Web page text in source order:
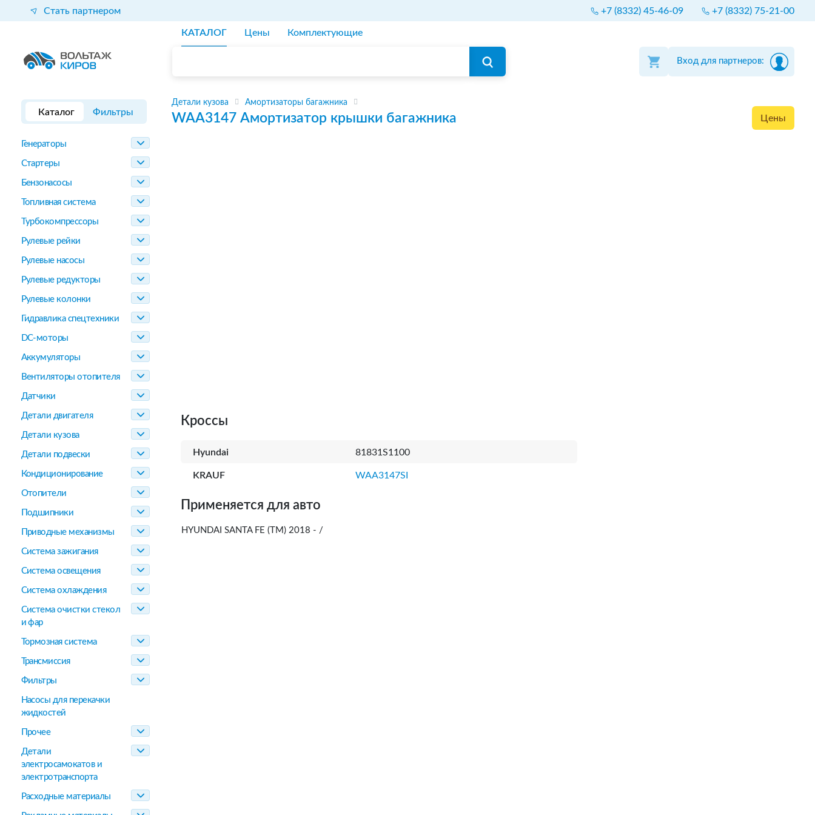
Стать партнером +7 (8332) 45-46-09 +7 (8332) 75-21-00
КАТАЛОГ Цены Комплектующие
Вход для партнеров:
Каталог Фильтры
Генераторы
Стартеры
Бензонасосы
Топливная система
Турбокомпрессоры
Рулевые рейки
Рулевые насосы
Рулевые редукторы
Рулевые колонки
Гидравлика спецтехники
DC-моторы
Аккумуляторы
Вентиляторы отопителя
Датчики
Детали двигателя
Детали кузова
Детали подвески
Кондиционирование
Отопители
Подшипники
Приводные механизмы
Система зажигания
Система освещения
Система охлаждения
Система очистки стекол
и фар
Тормозная система
Трансмиссия
Фильтры
Насосы для перекачки
жидкостей
Прочее
Детали
электросамокатов и
электротранспорта
Расходные материалы
Детали кузова Амортизаторы багажника
WAA3147 Амортизатор крышки багажника Цены
Кроссы
Hyundai 81831S1100
KRAUF WAA3147SI
Применяется для авто
HYUNDAI SANTA FE (TM) 2018 - /